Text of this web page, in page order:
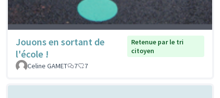
Jouons en sortant de
l'école !
Retenue par le tri
citoyen
Celine GAMET
7 7